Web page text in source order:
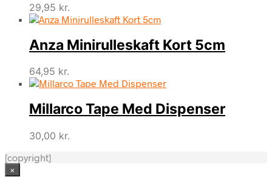
29,95 kr.
Anza Minirulleskaft Kort 5cm
64,95 kr.
Millarco Tape Med Dispenser
30,00 kr.
[copyright]
×